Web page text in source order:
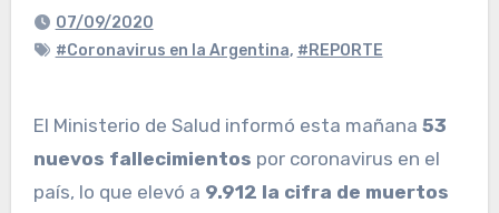
07/09/2020
#Coronavirus en la Argentina, #REPORTE
El Ministerio de Salud informó esta mañana 53
nuevos fallecimientos por coronavirus en el
país, lo que elevó a 9.912 la cifra de muertos